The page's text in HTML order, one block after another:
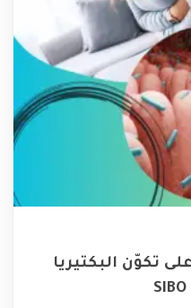
تكوّن البكتيريا